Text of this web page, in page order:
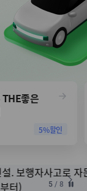
좋은
5%할인
5 / 8